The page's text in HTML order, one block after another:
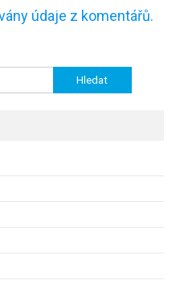
údaje z komentářů.